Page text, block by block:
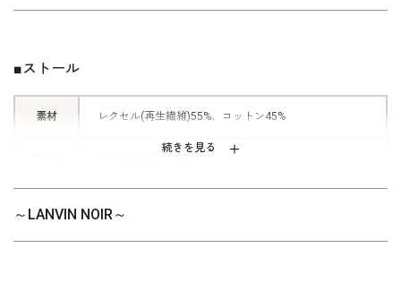
薄手で季節の変わり目にぴったりの、
続きを見る
■ストール
素材 レクセル(再生繊維)55%、コットン45%
その他
※モデル着用 ブラックフォーマル：
～LANVIN NOIR～